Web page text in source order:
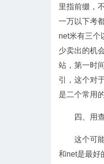
里指前缀，
一万以下考
net米有三个
少卖出的机
站，第一时
引，这个对
是二个常用
四、用查
这个可能
和net是最好